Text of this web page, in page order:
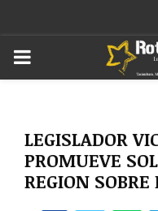
PRIMARY
LEGISLADOR
PROMUEVE
REGION